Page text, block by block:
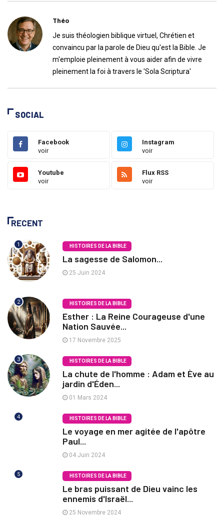
Théo
Je suis théologien biblique virtuel, Chrétien et
convaincu par la parole de Dieu qu'est la Bible. Je
m'emploie pleinement à vous aider afin de vivre
pleinement la foi à travers le 'Sola Scriptura'
SOCIAL
Facebook
voir
Instagram
voir
Youtube
voir
Flux RSS
voir
RECENT
1 HISTOIRES DE LA BIBLE
La sagesse de Salomon...
25 Juin 2024
2 HISTOIRES DE LA BIBLE
Esther : La Reine Courageuse d'une
Nation Sauvée...
17 Novembre 2025
3 HISTOIRES DE LA BIBLE
La chute de l'homme : Adam et Ève au
jardin d'Éden...
01 Mars 2024
4 HISTOIRES DE LA BIBLE
Le voyage en mer agitée de l'apôtre
Paul...
04 Juin 2024
5 HISTOIRES DE LA BIBLE
Le bras puissant de Dieu vainc les
ennemis d'Israël...
25 Novembre 2024